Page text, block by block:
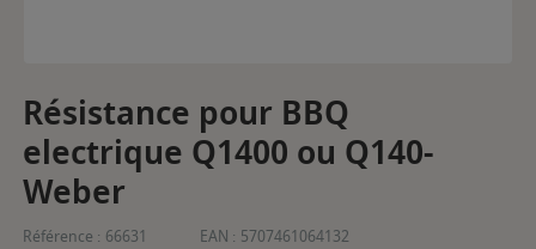
Résistance pour BBQ
electrique Q1400 ou Q140-
Weber
Référence : 66631 EAN : 5707461064132